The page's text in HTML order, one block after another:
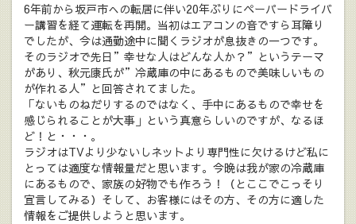
6年前から坂戸市への転居に伴い20年ぶりにペーパードライバ
ー講習を経て運転を再開。当初はエアコンの音ですら耳障り
でしたが、今は通勤途中に聞くラジオが息抜きの一つです。
そのラジオで先日”幸せな人はどんな人か？”というテーマ
があり、秋元康氏が”冷蔵庫の中にあるもので美味しいもの
が作れる人”と回答されてました。
「ないものねだりするのではなく、手中にあるもので幸せを
感じられることが大事」という真意らしいのですが、なるほ
ど！と・・・。
ラジオはTVより少ないしネットより専門性に欠けるけど私に
とっては適度な情報量だと思います。今晩は我が家の冷蔵庫
にあるもので、家族の好物でも作ろう！（とここでこっそり
宣言してみる）そして、お客様にはその方、その方に適した
情報をご提供しようと思います。